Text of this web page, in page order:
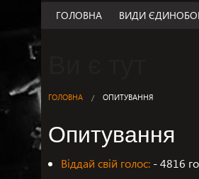
ГОЛОВНА
ВИДИ
БОКС
ДЖИУ-ДЖИТСУ
ДИТЯЧІ ГРУПИ
ГОЛОВНА ОПИТУВАННЯ
Опитування
Віддай свій голос:- 4816